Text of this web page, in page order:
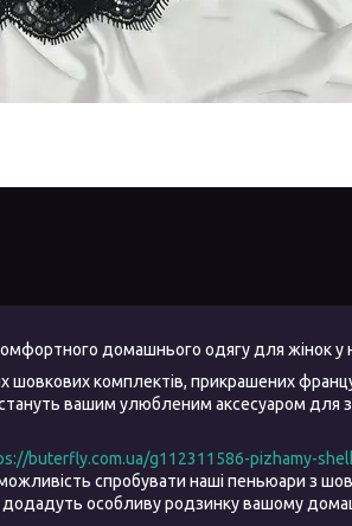
домашнього одягу для жінок у
шовкових комплектів, прикрашених
вашим улюбленим аксесуаром для
buterfly.com.ua/g112311586-pizhamy-
спробувати наші пеньюари з
і додадуть особливу родзинку вашому